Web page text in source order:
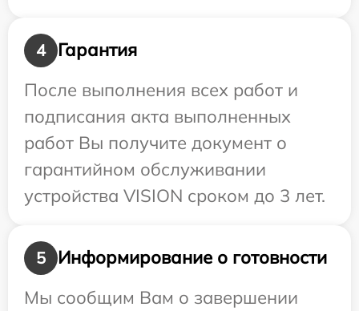
4
Гарантия
После выполнения всех работ и
подписания акта выполненных
работ Вы получите документ о
гарантийном обслуживании
устройства VISION сроком до 3 лет.
5
Информирование о готовности
Мы сообщим Вам о завершении